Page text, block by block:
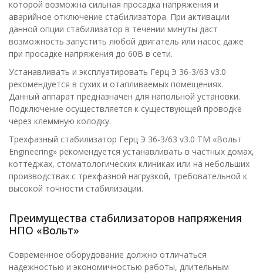
которой возможна сильная просадка напряжения и
аварийное отключение стабилизатора. При активации
данной опции стабилизатор в течении минуты даст
возможность запустить любой двигатель или насос даже
при просадке напряжения до 60В в сети.
Устанавливать и эксплуатировать Герц Э 36-3/63 v3.0
рекомендуется в сухих и отапливаемых помещениях.
Данный аппарат предназначен для напольной установки.
Подключение осуществляется к существующей проводке
через клеммную колодку.
Трехфазный стабилизатор Герц Э 36-3/63 v3.0 ТМ «Вольт
Engineering» рекомендуется устанавливать в частных домах,
коттеджах, стоматологических клиниках или на небольших
производствах с трехфазной нагрузкой, требовательной к
высокой точности стабилизации.
Преимущества стабилизаторов напряжения
НПО «Вольт»
Современное оборудование должно отличаться
надежностью и экономичностью работы, длительным